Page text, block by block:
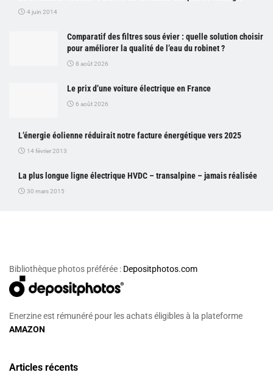
4 juin 2014
Comparatif des filtres sous évier : quelle solution choisir
pour améliorer la qualité de l’eau du robinet ?
8 août 2026
Le prix d’une voiture électrique en France
6 août 2026
L’énergie éolienne réduirait notre facture énergétique vers 2025
14 février 2013
La plus longue ligne électrique HVDC – transalpine – jamais réalisée
30 mars 2015
Bibliothèque photos préférée : Depositphotos.com
Enerzine est rémunéré pour les achats éligibles à la plateforme
AMAZON
Articles récents